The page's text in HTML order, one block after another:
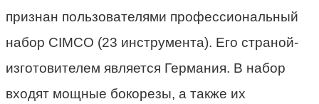
признан пользователями профессиональный
набор CIMCO (23 инструмента). Его страной-
изготовителем является Германия. В набор
входят мощные бокорезы, а также их